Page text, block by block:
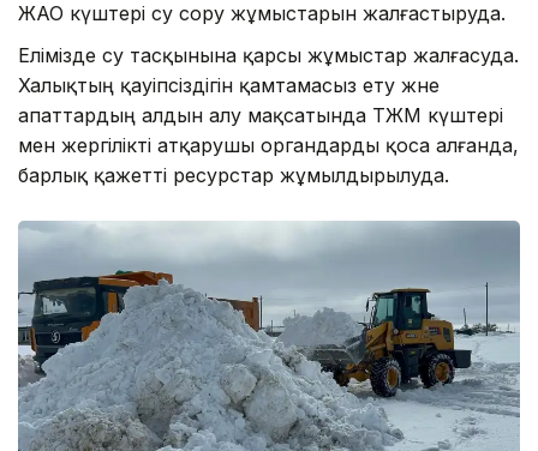
ЖАО күштері су сору жұмыстарын жалғастыруда.
Елімізде су тасқынына қарсы жұмыстар жалғасуда.
Халықтың қауіпсіздігін қамтамасыз ету және
апаттардың алдын алу мақсатында ТЖМ күштері
мен жергілікті атқарушы органдарды қоса алғанда,
барлық қажетті ресурстар жұмылдырылуда.